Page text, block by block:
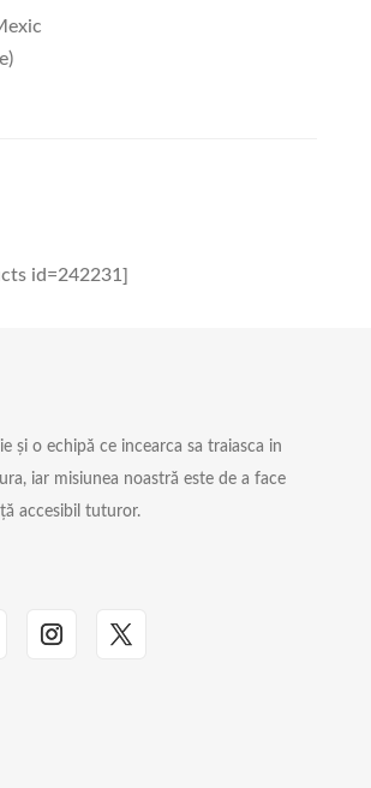
id=242231]
și o echipă ce incearca sa traiasca in
iar misiunea noastră este de a face
accesibil tuturor.